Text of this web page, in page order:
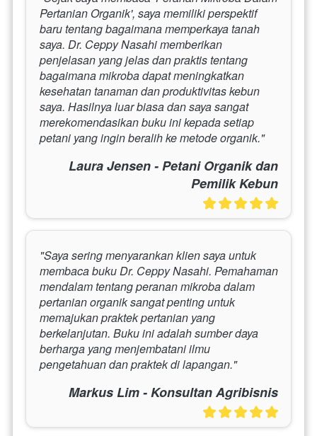
Pertanian Organik', saya memiliki perspektif
baru tentang bagaimana memperkaya tanah
saya. Dr. Ceppy Nasahi memberikan
penjelasan yang jelas dan praktis tentang
bagaimana mikroba dapat meningkatkan
kesehatan tanaman dan produktivitas kebun
saya. Hasilnya luar biasa dan saya sangat
merekomendasikan buku ini kepada setiap
petani yang ingin beralih ke metode organik."
Laura Jensen - Petani Organik dan
Pemilik Kebun
"Saya sering menyarankan klien saya untuk
membaca buku Dr. Ceppy Nasahi. Pemahaman
mendalam tentang peranan mikroba dalam
pertanian organik sangat penting untuk
memajukan praktek pertanian yang
berkelanjutan. Buku ini adalah sumber daya
berharga yang menjembatani ilmu
pengetahuan dan praktek di lapangan."
Markus Lim - Konsultan Agribisnis